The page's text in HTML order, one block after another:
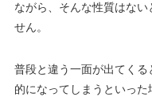
ながら、そんな性質はな
せん。
普段と違う一面が出てく
的になってしまうといっ